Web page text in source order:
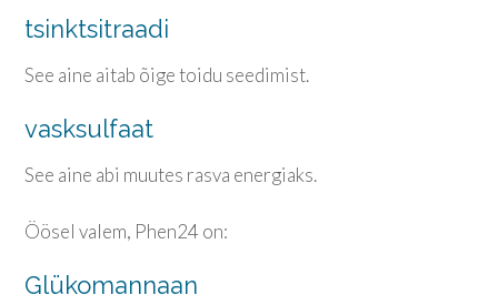
tsinktsitraadi
See aine aitab õige toidu seedimist.
vasksulfaat
See aine abi muutes rasva energiaks.
Öösel valem, Phen24 on:
Glükomannaan